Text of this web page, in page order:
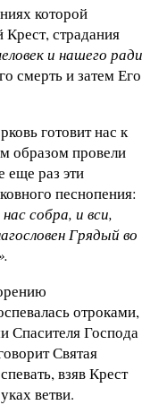
которой
Крест, страдания
и нашего ради
смерть и затем Его
готовит нас к
образом провели
еще раз эти
песнопения:
собра, и вси,
Грядый во
отроками,
Спасителя Гос­пода
Святая
взяв Крест
ветви.